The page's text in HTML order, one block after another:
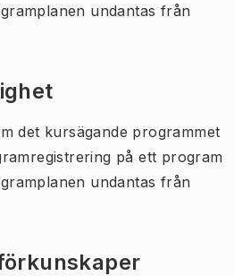
undantas från
det kursägande programmet
på ett program
undantas från